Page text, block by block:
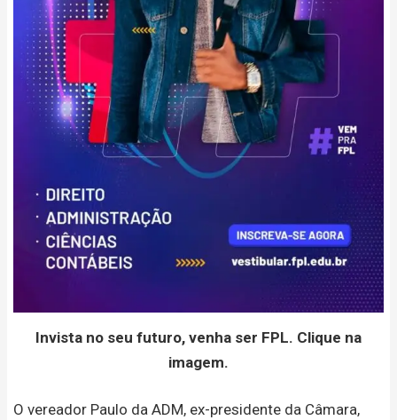
Invista no seu futuro, venha ser FPL. Clique na
imagem.
O vereador Paulo da ADM, ex-presidente da Câmara,